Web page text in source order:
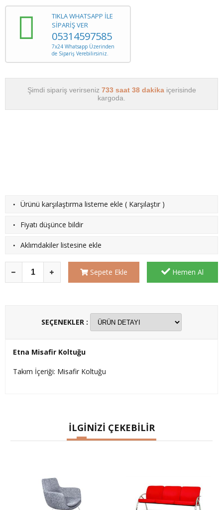
TIKLA WHATSAPP İLE
SİPARİŞ VER
05314597585
7x24 Whatsapp Üzerinden
de Sipariş Verebilirsiniz.
Şimdi sipariş verirseniz 733 saat 38 dakika içerisinde
kargoda.
· Ürünü karşılaştırma listeme ekle ( Karşılaştır )
· Fiyatı düşünce bildir
· Aklımdakiler listesine ekle
Sepete Ekle Hemen Al
SEÇENEKLER :
Etna Misafir Koltuğu
Takım İçeriği: Misafir Koltuğu
İLGİNİZİ ÇEKEBİLİR